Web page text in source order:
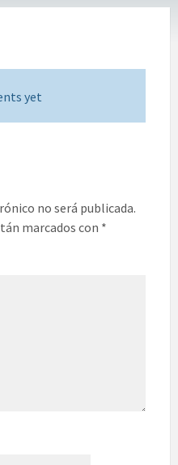
yet
no será publicada.
marcados con *